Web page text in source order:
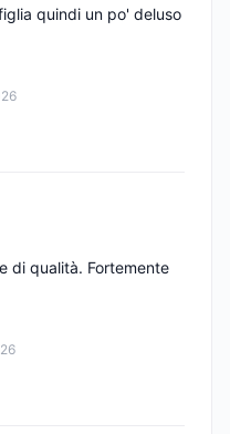
quindi un po' deluso
di qualità. Fortemente